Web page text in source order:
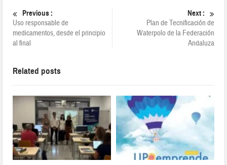
Previous :
Uso responsable de
medicamentos, desde el principio
al final
Next :
Plan de Tecnificación de
Waterpolo de la Federación
Andaluza
Related posts